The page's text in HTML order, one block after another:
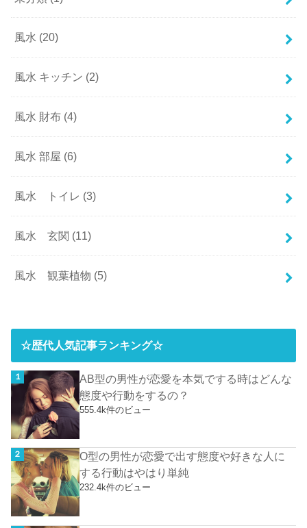
風水 (20)
風水 キッチン (2)
風水 財布 (4)
風水 部屋 (6)
風水 トイレ (3)
風水 玄関 (11)
風水 観葉植物 (5)
☆歴代人気記事ランキング☆
AB型の男性が恋愛を本気でする時はどんな
態度や行動をするの？
555.4k件のビュー
O型の男性が恋愛で出す態度や好きな人に
する行動はやはり単純
232.4k件のビュー